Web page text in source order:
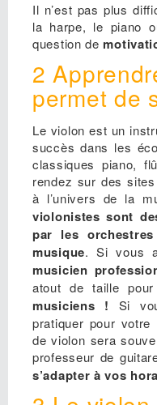
Il n’est pas plus
la harpe, le piano
question de
2
permet de
Le violon est un
succès dans les
classiques piano,
rendez sur des
à l’univers de la
violonistes sont
par les
musique. Si vous
musicien
atout de taille pour
musiciens ! Si
pratiquer pour votre
de violon sera
professeur de
s’adapter à vos